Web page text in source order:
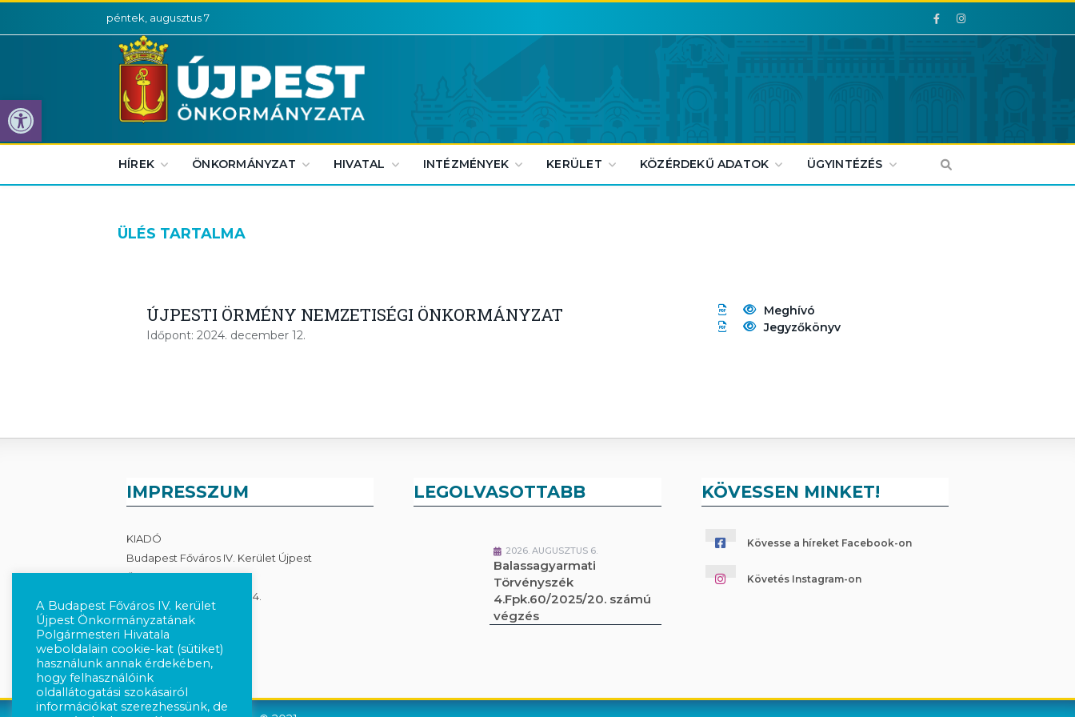
Eszköztár megnyitása
péntek, augusztus 7 Facebook
Facebook
HÍREK ÖNKORMÁNYZAT HIVATAL INTÉZMÉNYEK KERÜLET KÖZÉRDEKŰ ADATOK ÜGYINTÉZÉS
ÜLÉS TARTALMA
ÚJPESTI ÖRMÉNY NEMZETISÉGI ÖNKORMÁNYZAT
Időpont: 2024. december 12.
Meghívó
Jegyzőkönyv
IMPRESSZUM
KIADÓ
Budapest Főváros IV. Kerület Újpest
Önkormányzata
1041 Budapest, István út 14.
Adatkezelés
LEGOLVASOTTABB
2026. AUGUSZTUS 6.
Balassagyarmati
Törvényszék
4.Fpk.60/2025/20. számú
végzés
KÖVESSEN MINKET!
Kövesse a híreket Facebook-on
Követés Instagram-on
A Budapest Főváros IV. kerület
Újpest Önkormányzatának
Polgármesteri Hivatala
weboldalain cookie-kat (sütiket)
használunk annak érdekében,
hogy felhasználóink
oldallátogatási szokásairól
információkat szerezhessünk, de